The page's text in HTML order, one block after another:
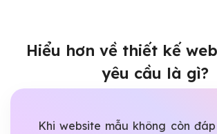
Hiểu hơn về thiết kế
yêu cầu là gì?
Khi website mẫu không còn